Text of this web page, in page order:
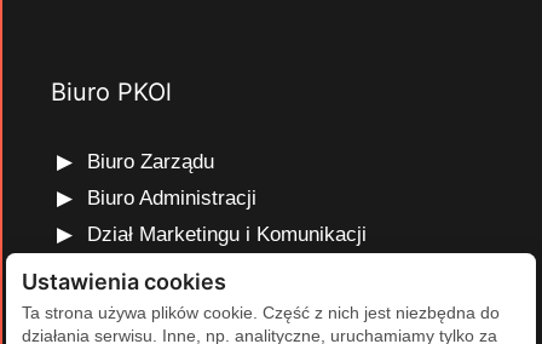
Biuro PKOl
Biuro Zarządu
Biuro Administracji
Dział Marketingu i Komunikacji
Dział Edukacji Olimpijskiej
Dział Finansów i Kadr
Ustawienia cookies
Ta strona używa plików cookie. Część z nich jest niezbędna do
działania serwisu. Inne, np. analityczne, uruchamiamy tylko za